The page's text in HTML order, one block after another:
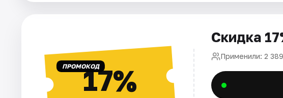
ПРОМОКОД17%
Скидка
Применили: 2